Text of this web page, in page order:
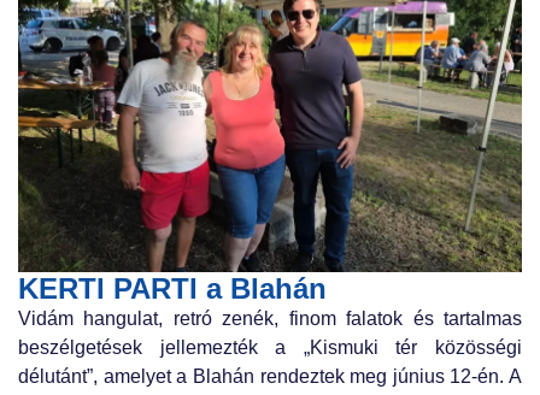
KERTI PARTI a Blahán
Vidám hangulat, retró zenék, finom falatok és tartalmas
beszélgetések jellemezték a „Kismuki tér közösségi
délutánt”, amelyet a Blahán rendeztek meg június 12-én. A